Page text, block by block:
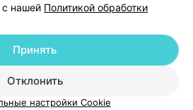
191700409| 220012, Республика Беларусь,
2, пом. 16 | help@103.by
+375 291212755
с нашей Политикой обработки
Отклонить
Принять
настройки Cookie